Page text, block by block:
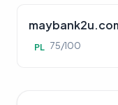
PL 75/100